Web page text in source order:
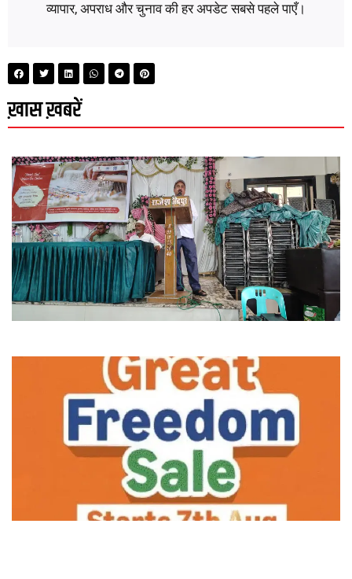
व्यापार, अपराध और चुनाव की हर अपडेट सबसे पहले पाएँ।
ख़ास ख़बरें